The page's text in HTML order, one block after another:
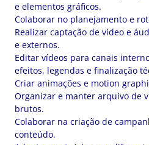
e elementos gráficos.
Colaborar no planejamento e
Realizar captação de vídeo e
e externos.
Editar vídeos para canais
efeitos, legendas e finalização
Criar animações e motion
Organizar e manter arquivo de
brutos.
Colaborar na criação de
conteúdo.